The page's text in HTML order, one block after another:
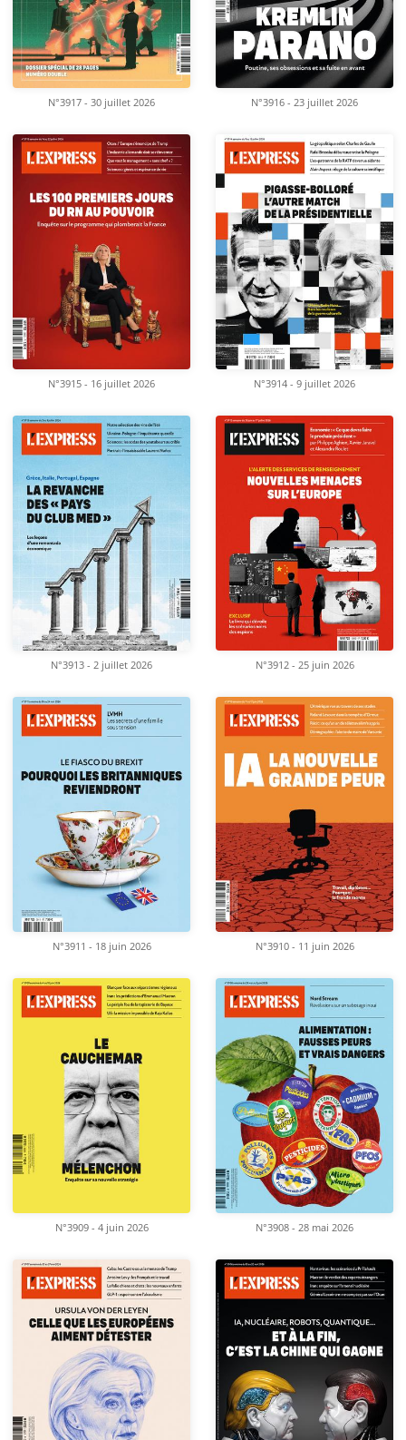
N°3917 - 30 juillet 2026 N°3916 - 23 juillet 2026
N°3915 - 16 juillet 2026 N°3914 - 9 juillet 2026
N°3913 - 2 juillet 2026 N°3912 - 25 juin 2026
N°3911 - 18 juin 2026 N°3910 - 11 juin 2026
N°3909 - 4 juin 2026 N°3908 - 28 mai 2026